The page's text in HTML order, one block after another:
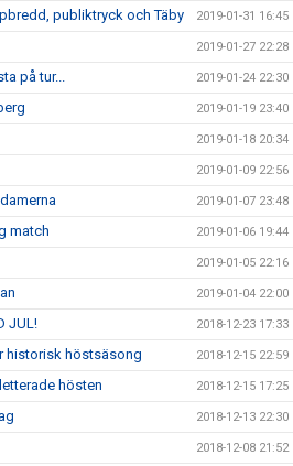
publiktryck och Täby 2019-01-31 16:45
2019-01-27 22:28
på tur... 2019-01-24 22:30
2019-01-19 23:40
2019-01-18 20:34
2019-01-09 22:56
2019-01-07 23:48
match 2019-01-06 19:44
2019-01-05 22:16
2019-01-04 22:00
JUL! 2018-12-23 17:33
historisk höstsäsong 2018-12-15 22:59
hösten 2018-12-15 17:25
2018-12-13 22:30
2018-12-08 21:52